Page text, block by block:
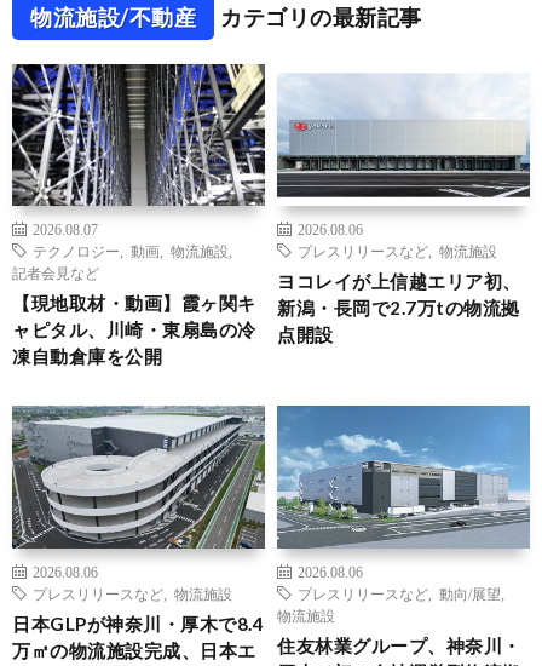
物流施設/不動産 カテゴリの最新記事
2026.08.07
テクノロジー
動画 物流施設
記者会見など
【現地取材・動画】霞ヶ関キ
ャピタル、川崎・東扇島の冷
凍自動倉庫を公開
2026.08.06
プレスリリースなど
物流施設
ヨコレイが上信越エリア初、
新潟・長岡で2.7万tの物流拠
点開設
2026.08.06
プレスリリースなど
物流施設
日本GLPが神奈川・厚木で8.4
万㎡の物流施設完成、日本エ
2026.08.06
プレスリリースなど
動向/展望
物流施設
住友林業グループ、神奈川・